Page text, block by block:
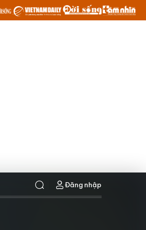
Đăng nhập